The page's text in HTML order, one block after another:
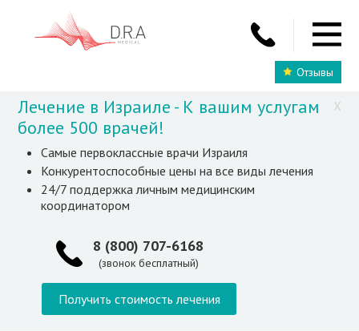
Отзывы
X
Лечение в Израиле - К вашим услугам
более 500 врачей!
Самые первоклассные врачи Израиля
Конкурентоспособные цены на все виды лечения
24/7 поддержка личным медицинским
координатором
8 (800) 707-6168
(звонок бесплатный)
Получить стоимость лечения